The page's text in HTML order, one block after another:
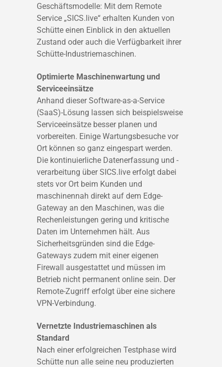
Geschäftsmodelle: Mit dem Remote
Service „SICS.live“ erhalten Kunden von
Schütte einen Einblick in den aktuellen
Zustand oder auch die Verfügbarkeit ihrer
Schütte-Industriemaschinen.
Optimierte Maschinenwartung und
Serviceeinsätze
Anhand dieser Software-as-a-Service
(SaaS)-Lösung lassen sich beispielsweise
Serviceeinsätze besser planen und
vorbereiten. Einige Wartungsbesuche vor
Ort können so ganz eingespart werden.
Die kontinuierliche Datenerfassung und -
verarbeitung über SICS.live erfolgt dabei
stets vor Ort beim Kunden und
maschinennah direkt auf dem Edge-
Gateway an den Maschinen, was die
Rechenleistungen gering und kritische
Daten im Unternehmen hält. Aus
Sicherheitsgründen sind die Edge-
Gateways zudem mit einer eigenen
Firewall ausgestattet und müssen im
Betrieb nicht permanent online sein. Der
Remote-Zugriff erfolgt über eine sichere
VPN-Verbindung.
Vernetzte Industriemaschinen als
Standard
Nach einer erfolgreichen Testphase wird
Schütte nun alle seine neu produzierten